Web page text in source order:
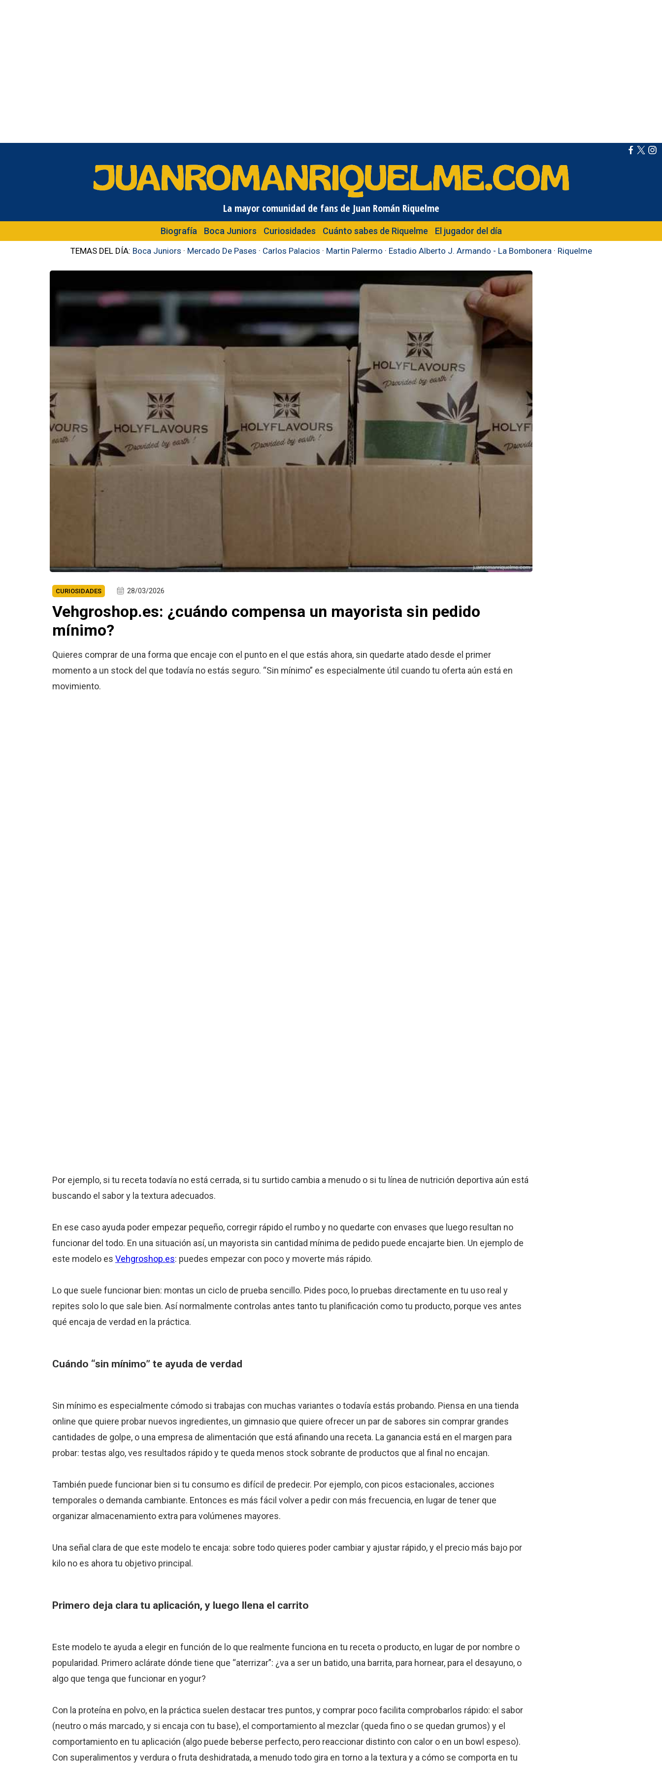
La mayor comunidad de fans de Juan Román Riquelme
Biografía Boca Juniors Curiosidades Cuánto sabes de Riquelme El jugador del día
TEMAS DEL DÍA: Boca Juniors · Mercado De Pases · Carlos Palacios · Martin Palermo · Estadio Alberto J. Armando - La Bombonera · Riquelme
juanromanriquelme.com
CURIOSIDADES 28/03/2026
Vehgroshop.es: ¿cuándo compensa un mayorista sin pedido
mínimo?
Quieres comprar de una forma que encaje con el punto en el que estás ahora, sin quedarte atado desde el primer
momento a un stock del que todavía no estás seguro. “Sin mínimo” es especialmente útil cuando tu oferta aún está en
movimiento.
Por ejemplo, si tu receta todavía no está cerrada, si tu surtido cambia a menudo o si tu línea de nutrición deportiva aún está
buscando el sabor y la textura adecuados.
En ese caso ayuda poder empezar pequeño, corregir rápido el rumbo y no quedarte con envases que luego resultan no
funcionar del todo. En una situación así, un mayorista sin cantidad mínima de pedido puede encajarte bien. Un ejemplo de
este modelo es Vehgroshop.es: puedes empezar con poco y moverte más rápido.
Lo que suele funcionar bien: montas un ciclo de prueba sencillo. Pides poco, lo pruebas directamente en tu uso real y
repites solo lo que sale bien. Así normalmente controlas antes tanto tu planificación como tu producto, porque ves antes
qué encaja de verdad en la práctica.
Cuándo “sin mínimo” te ayuda de verdad
Sin mínimo es especialmente cómodo si trabajas con muchas variantes o todavía estás probando. Piensa en una tienda
online que quiere probar nuevos ingredientes, un gimnasio que quiere ofrecer un par de sabores sin comprar grandes
cantidades de golpe, o una empresa de alimentación que está afinando una receta. La ganancia está en el margen para
probar: testas algo, ves resultados rápido y te queda menos stock sobrante de productos que al final no encajan.
También puede funcionar bien si tu consumo es difícil de predecir. Por ejemplo, con picos estacionales, acciones
temporales o demanda cambiante. Entonces es más fácil volver a pedir con más frecuencia, en lugar de tener que
organizar almacenamiento extra para volúmenes mayores.
Una señal clara de que este modelo te encaja: sobre todo quieres poder cambiar y ajustar rápido, y el precio más bajo por
kilo no es ahora tu objetivo principal.
Primero deja clara tu aplicación, y luego llena el carrito
Este modelo te ayuda a elegir en función de lo que realmente funciona en tu receta o producto, en lugar de por nombre o
popularidad. Primero aclárate dónde tiene que “aterrizar”: ¿va a ser un batido, una barrita, para hornear, para el desayuno, o
algo que tenga que funcionar en yogur?
Con la proteína en polvo, en la práctica suelen destacar tres puntos, y comprar poco facilita comprobarlos rápido: el sabor
(neutro o más marcado, y si encaja con tu base), el comportamiento al mezclar (queda fino o se quedan grumos) y el
comportamiento en tu aplicación (algo puede beberse perfecto, pero reaccionar distinto con calor o en un bowl espeso).
Con superalimentos y verdura o fruta deshidratada, a menudo todo gira en torno a la textura y a cómo se comporta en tu